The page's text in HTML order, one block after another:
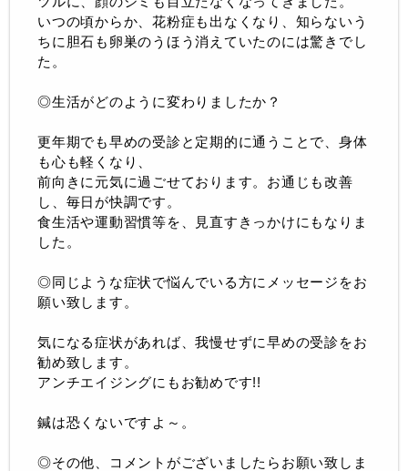
いつの頃からか、花粉症も出なくなり、知らないう
ちに胆石も卵巣のうほう消えていたのには驚きでし
た。
◎生活がどのように変わりましたか？
更年期でも早めの受診と定期的に通うことで、身体
も心も軽くなり、
前向きに元気に過ごせております。お通じも改善
し、毎日が快調です。
食生活や運動習慣等を、見直すきっかけにもなりま
した。
◎同じような症状で悩んでいる方にメッセージをお
願い致します。
気になる症状があれば、我慢せずに早めの受診をお
勧め致します。
アンチエイジングにもお勧めです!!
鍼は恐くないですよ～。
◎その他、コメントがございましたらお願い致しま